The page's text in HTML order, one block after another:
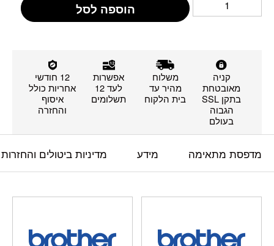
הוספה לסל
קניה
מאובטחת
בתקן SSL
הגבוה
בעולם
משלוח
מהיר עד
בית הלקוח
אפשרות
לעד 12
תשלומים
12 חודשי
אחריות כולל
איסוף
והחזרה
מדפסת מתאימה מידע מדיניות ביטולים והחזרות